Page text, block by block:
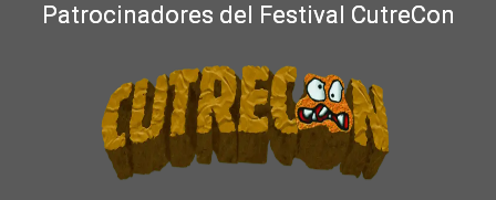
Patrocinadores del Festival CutreCon